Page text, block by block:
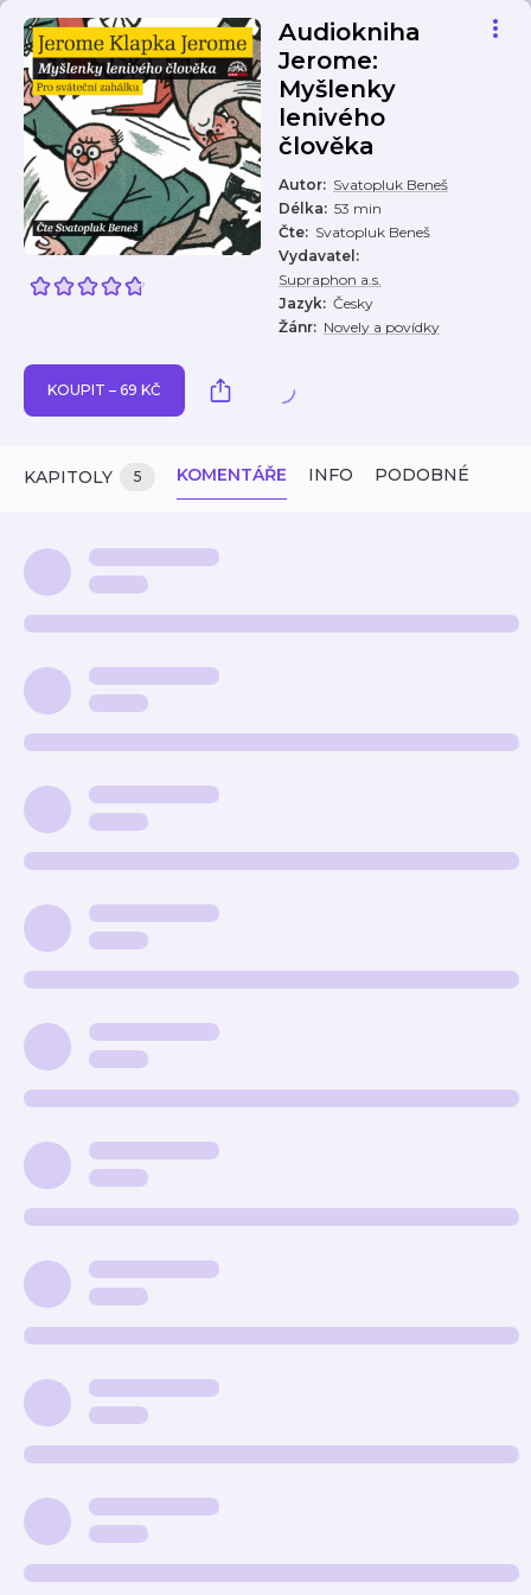
Audiokniha
Jerome:
Myšlenky
lenivého
člověka
Autor: Svatopluk Beneš
Délka: 53 min
Čte: Svatopluk Beneš
Vydavatel :
Supraphon a.s.
Jazyk: Česky
Žánr: Novely a povídky
KOUPIT – 69 KČ
KAPITOLY 5 KOMENTÁŘE INFO PODOBNÉ